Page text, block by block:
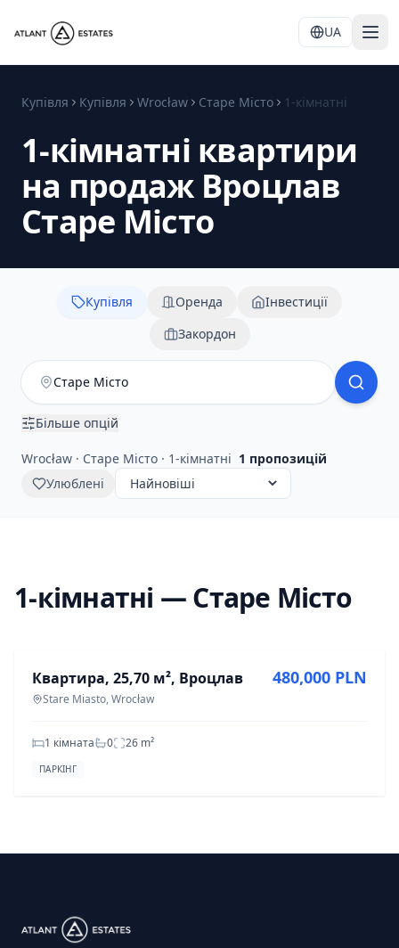
UA
Купівля Купівля Wrocław Старе Місто 1-кімнатні
1-кімнатні квартири
на продаж Вроцлав
Старе Місто
Купівля Оренда
Інвестиції
Закордон
Більше опцій
Wrocław · Старе Місто · 1-кімнатні 1 пропозицій
Улюблені
1-кімнатні — Старе Місто
Квартира, 25,70 м², Вроцлав
Stare Miasto, Wrocław
480,000 PLN
1 кімната 0 26 m²
ПАРКІНГ